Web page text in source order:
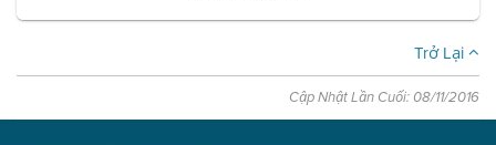
Trở Lại
Cập Nhật Lần Cuối: 08/11/2016